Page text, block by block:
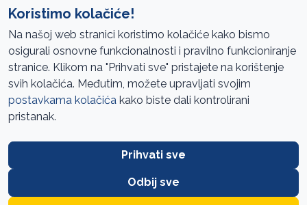
Pristup informacijama
Mapa sajta
Oglasi
FAQ
Koristimo kolačiće!
Na našoj web stranici koristimo kolačiće kako bismo
osigurali osnovne funkcionalnosti i pravilno funkcioniranje
stranice. Klikom na "Prihvati sve" pristajete na korištenje
svih kolačića. Međutim, možete upravljati svojim
postavkama kolačića kako biste dali kontrolirani
pristanak.
Prihvati sve
Odbij sve